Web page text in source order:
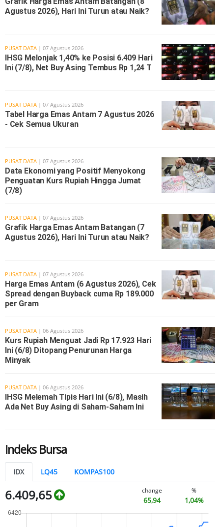
Agustus 2026), Hari Ini Turun atau Naik?
PUSAT DATA | 07 Agustus 2026
IHSG Melonjak 1,40% ke Posisi 6.409 Hari
Ini (7/8), Net Buy Asing Tembus Rp 1,24 T
PUSAT DATA | 07 Agustus 2026
Tabel Harga Emas Antam 7 Agustus 2026
- Cek Semua Ukuran
PUSAT DATA | 07 Agustus 2026
Data Ekonomi yang Positif Menyokong
Penguatan Kurs Rupiah Hingga Jumat
(7/8)
PUSAT DATA | 07 Agustus 2026
Grafik Harga Emas Antam Batangan (7
Agustus 2026), Hari Ini Turun atau Naik?
PUSAT DATA | 07 Agustus 2026
Harga Emas Antam (6 Agustus 2026), Cek
Spread dengan Buyback cuma Rp 189.000
per Gram
PUSAT DATA | 06 Agustus 2026
Kurs Rupiah Menguat Jadi Rp 17.923 Hari
Ini (6/8) Ditopang Penurunan Harga
Minyak
PUSAT DATA | 06 Agustus 2026
IHSG Melemah Tipis Hari Ini (6/8), Masih
Ada Net Buy Asing di Saham-Saham Ini
Indeks Bursa
IDX LQ45 KOMPAS100
6.409,65 change
65,94
%
1,04%